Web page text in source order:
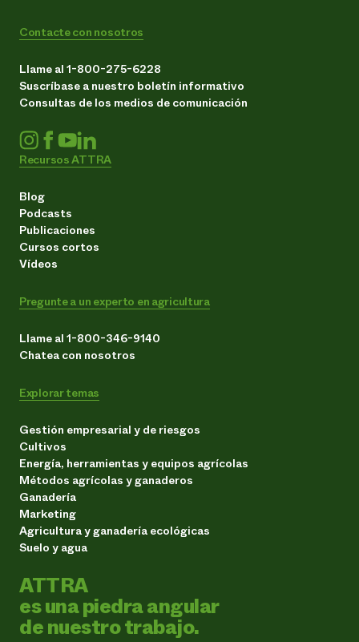
Contacte con nosotros
Llame al 1-800-275-6228
Suscríbase a nuestro boletín informativo
Consultas de los medios de comunicación
Recursos ATTRA
Blog
Podcasts
Publicaciones
Cursos cortos
Vídeos
Pregunte a un experto en agricultura
Llame al 1-800-346-9140
Chatea con nosotros
Explorar temas
Gestión empresarial y de riesgos
Cultivos
Energía, herramientas y equipos agrícolas
Métodos agrícolas y ganaderos
Ganadería
Marketing
Agricultura y ganadería ecológicas
Suelo y agua
ATTRA
es una piedra angular
de nuestro trabajo.